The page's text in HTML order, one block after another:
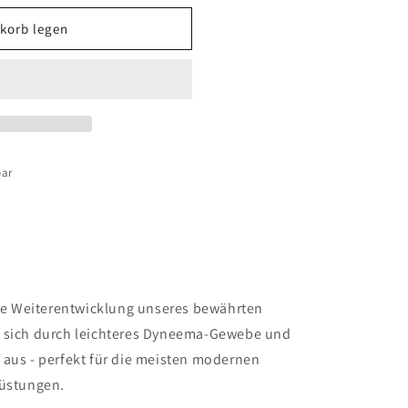
legen
Weiterentwicklung unseres bewährten
durch leichteres Dyneema-Gewebe und
- perfekt für die meisten modernen